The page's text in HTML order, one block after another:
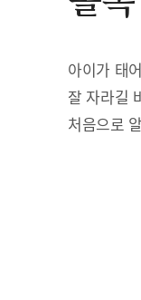
아이가 태
잘 자라길
처음으로